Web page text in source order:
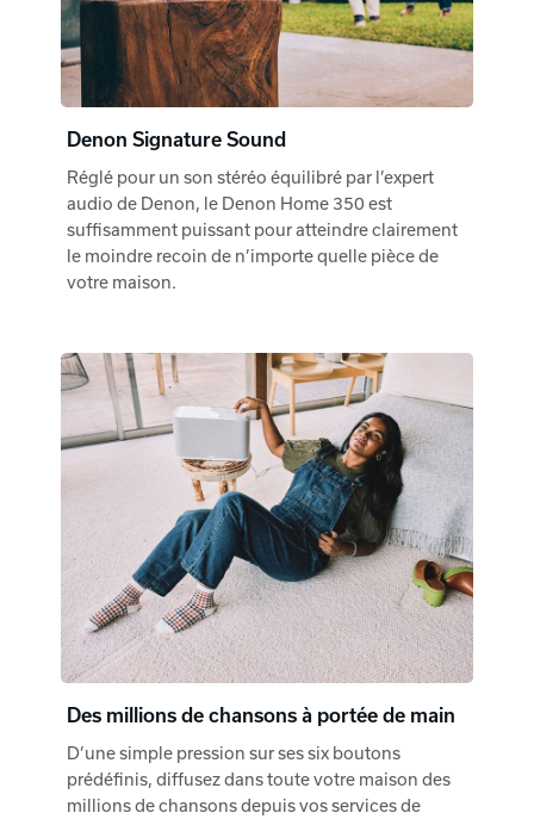
Denon Signature Sound
Réglé pour un son stéréo équilibré par l’expert
audio de Denon, le Denon Home 350 est
suffisamment puissant pour atteindre clairement
le moindre recoin de n’importe quelle pièce de
votre maison.
Des millions de chansons à portée de main
D’une simple pression sur ses six boutons
prédéfinis, diffusez dans toute votre maison des
millions de chansons depuis vos services de